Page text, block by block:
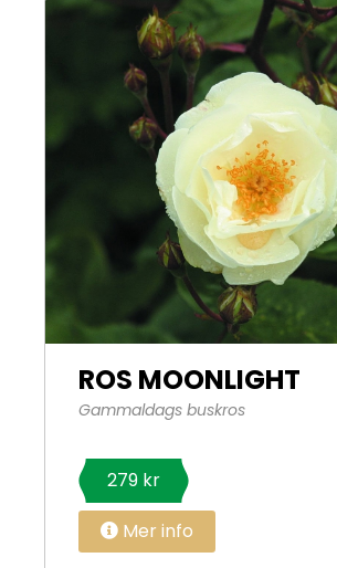
ROS MOONLIGHT
Gammaldags buskros
279 kr
Mer info